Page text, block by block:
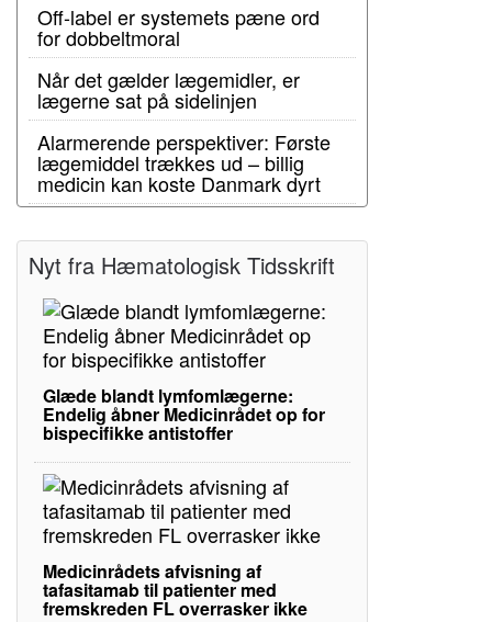
Off-label er systemets pæne ord
for dobbeltmoral
Når det gælder lægemidler, er
lægerne sat på sidelinjen
Alarmerende perspektiver: Første
lægemiddel trækkes ud – billig
medicin kan koste Danmark dyrt
Nyt fra Hæmatologisk Tidsskrift
Glæde blandt lymfomlægerne:
Endelig åbner Medicinrådet op for
bispecifikke antistoffer
Medicinrådets afvisning af
tafasitamab til patienter med
fremskreden FL overrasker ikke